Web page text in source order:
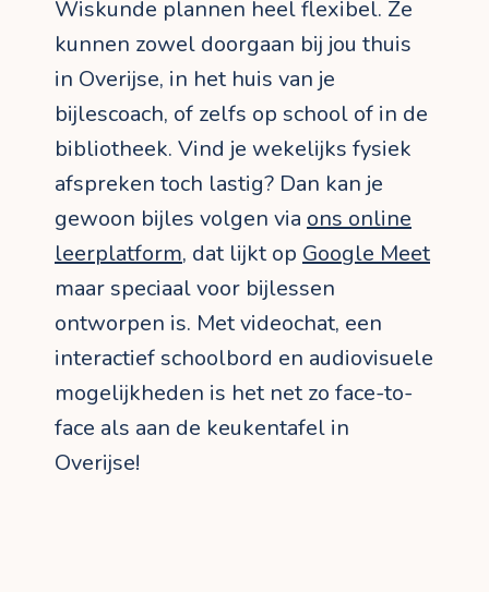
Wiskunde plannen heel flexibel. Ze
kunnen zowel doorgaan bij jou thuis
in Overijse, in het huis van je
bijlescoach, of zelfs op school of in de
bibliotheek. Vind je wekelijks fysiek
afspreken toch lastig? Dan kan je
gewoon bijles volgen via ons online
leerplatform, dat lijkt op Google Meet
maar speciaal voor bijlessen
ontworpen is. Met videochat, een
interactief schoolbord en audiovisuele
mogelijkheden is het net zo face-to-
face als aan de keukentafel in
Overijse!